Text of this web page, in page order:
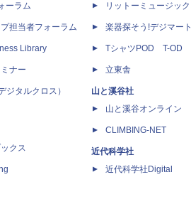
ーラム
担当者フォーラム
Library
ナー
ジタルクロス）
クス
リットーミュージック
楽器探そう!デジマート
TシャツPOD T-OD
立東舎
山と溪谷社
山と溪谷オンライン
CLIMBING-NET
近代科学社
近代科学社Digital